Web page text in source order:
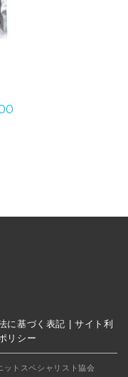
に基づく表記 |サイト利
リシー
トスペシャリスト協会